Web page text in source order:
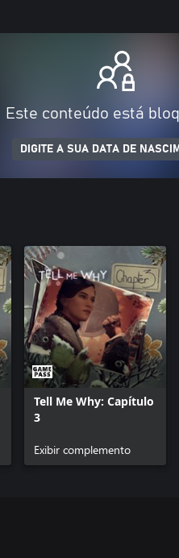
Este conteúdo está
DIGITE A SUA DATA DE
Tell Me Why: Capítulo
3
Exibir complemento